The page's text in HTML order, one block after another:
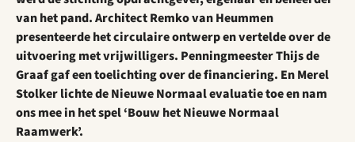
van het pand. Architect Remko van Heummen
presenteerde het circulaire ontwerp en vertelde over de
uitvoering met vrijwilligers. Penningmeester Thijs de
Graaf gaf een toelichting over de financiering. En Merel
Stolker lichte de Nieuwe Normaal evaluatie toe en nam
ons mee in het spel ‘Bouw het Nieuwe Normaal
Raamwerk’.